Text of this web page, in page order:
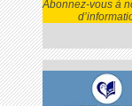
Abonnez-vous à